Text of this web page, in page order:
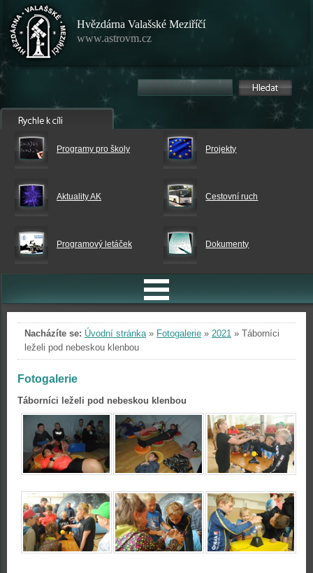
Hvězdárna Valašské Meziříčí
www.astrovm.cz
Programy pro školy Projekty
Aktuality AK Cestovní ruch
Programový letáček Dokumenty
Nacházíte se: Úvodní stránka» Fotogalerie » 2021 » Táborníci
leželi pod nebeskou klenbou
Fotogalerie
Táborníci leželi pod nebeskou klenbou